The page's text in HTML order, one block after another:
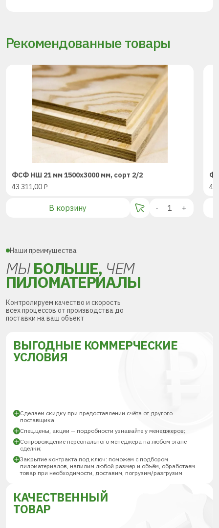
Рекомендованные товары
ФСФ НШ 21 мм 1500х3000 мм, сорт 2/2
43 311,00₽
В корзину - +
43
Наши преимущества
МЫБОЛЬШЕ, ЧЕМ
ПИЛОМАТЕРИАЛЫ
Контролируем качество и скорость
всех процессов от производства до
поставки на ваш объект
ВЫГОДНЫЕ КОММЕРЧЕСКИЕ
УСЛОВИЯ
Сделаем скидку при предоставлении счёта от другого
поставщика
Спец.цены, акции — подробности узнавайте у менеджеров;
Сопровождение персонального менеджера на любом этапе
сделки;
Закрытие контракта под ключ: поможем с подбором
пиломатериалов, напилим любой размер и объём, обработаем
товар при необходимости, доставим, погрузим/разгрузим
КАЧЕСТВЕННЫЙ
ТОВАР